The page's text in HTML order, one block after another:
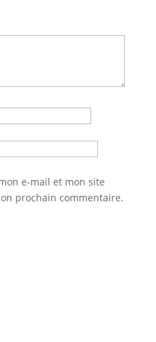
e-mail et mon site
prochain commentaire.